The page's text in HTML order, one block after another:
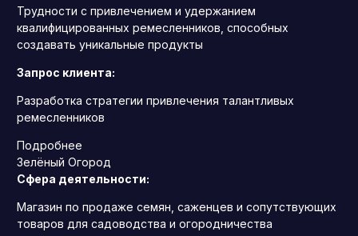
Трудности с привлечением и удержанием
квалифицированных ремесленников, способных
создавать уникальные продукты
Запрос клиента:
Разработка стратегии привлечения талантливых
ремесленников
Подробнее
Зелёный Огород
Сфера деятельности:
Магазин по продаже семян, саженцев и сопутствующих
товаров для садоводства и огородничества